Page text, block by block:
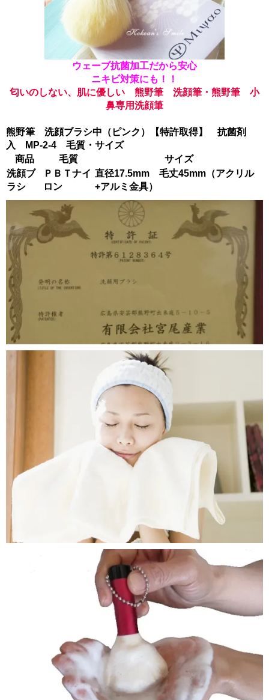
ウェーブ抗菌加工だから安心
ニキビ対策にも！！
匂いのしない、肌に優しい 熊野筆 洗顔筆・熊野筆 小
鼻専用洗顔筆
熊野筆 洗顔ブラシ中（ピンク）【特許取得】 抗菌剤
入 MP-2-4 毛質・サイズ
商品
毛質
サイズ
洗顔ブ
ラシ
ＰＢＴナイ
ロン
直径17.5mm 毛丈45mm（アクリル
+アルミ金具）